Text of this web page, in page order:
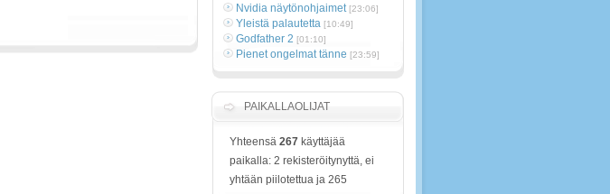
Nvidia näytönohjaimet [23:06]
Yleistä palautetta [10:49]
Godfather 2 [01:10]
Pienet ongelmat tänne [23:59]
PAIKALLAOLIJAT
Yhteensä 267 käyttäjää
paikalla: 2 rekisteröitynyttä, ei
yhtään piilotettua ja 265